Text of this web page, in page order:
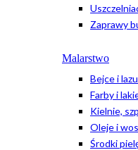
Zaprawy
Malarstwo
Bejce i
Farby i
Kielnie,
Oleje i
Środki